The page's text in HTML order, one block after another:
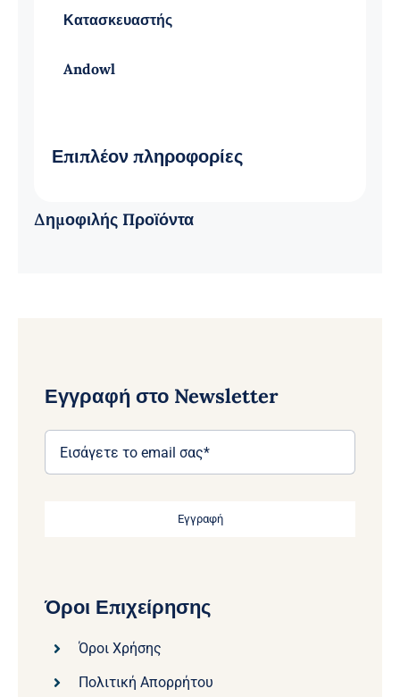
Κατασκευαστής
Andowl
Επιπλέον πληροφορίες
Δημοφιλής Προϊόντα
Εγγραφή στο Newsletter
Εγγραφή
Όροι Επιχείρησης
Όροι Χρήσης
Πολιτική Απορρήτου